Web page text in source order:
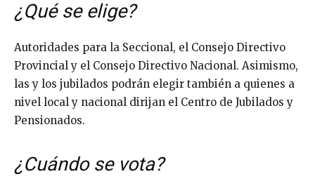
¿Qué se elige?
Autoridades para la Seccional, el Consejo Directivo
Provincial y el Consejo Directivo Nacional. Asimismo,
las y los jubilados podrán elegir también a quienes a
nivel local y nacional dirijan el Centro de Jubilados y
Pensionados.
¿Cuándo se vota?